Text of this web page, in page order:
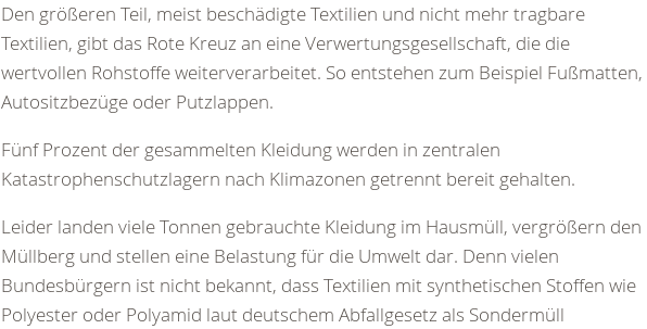
Den größeren Teil, meist beschädigte Textilien und nicht mehr tragbare
Textilien, gibt das Rote Kreuz an eine Verwertungsgesellschaft, die die
wertvollen Rohstoffe weiterverarbeitet. So entstehen zum Beispiel Fußmatten,
Autositzbezüge oder Putzlappen.
Fünf Prozent der gesammelten Kleidung werden in zentralen
Katastrophenschutzlagern nach Klimazonen getrennt bereit gehalten.
Leider landen viele Tonnen gebrauchte Kleidung im Hausmüll, vergrößern den
Müllberg und stellen eine Belastung für die Umwelt dar. Denn vielen
Bundesbürgern ist nicht bekannt, dass Textilien mit synthetischen Stoffen wie
Polyester oder Polyamid laut deutschem Abfallgesetz als Sondermüll